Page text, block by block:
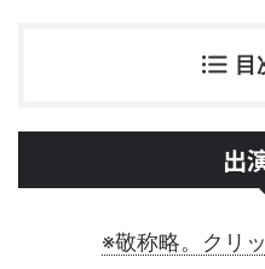
目
出
※敬称略。クリ